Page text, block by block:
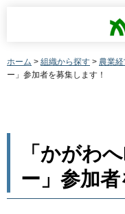
ホーム > 組織から探す > 農業
ー」参加者を募集します！
「かがわ
ー」参加